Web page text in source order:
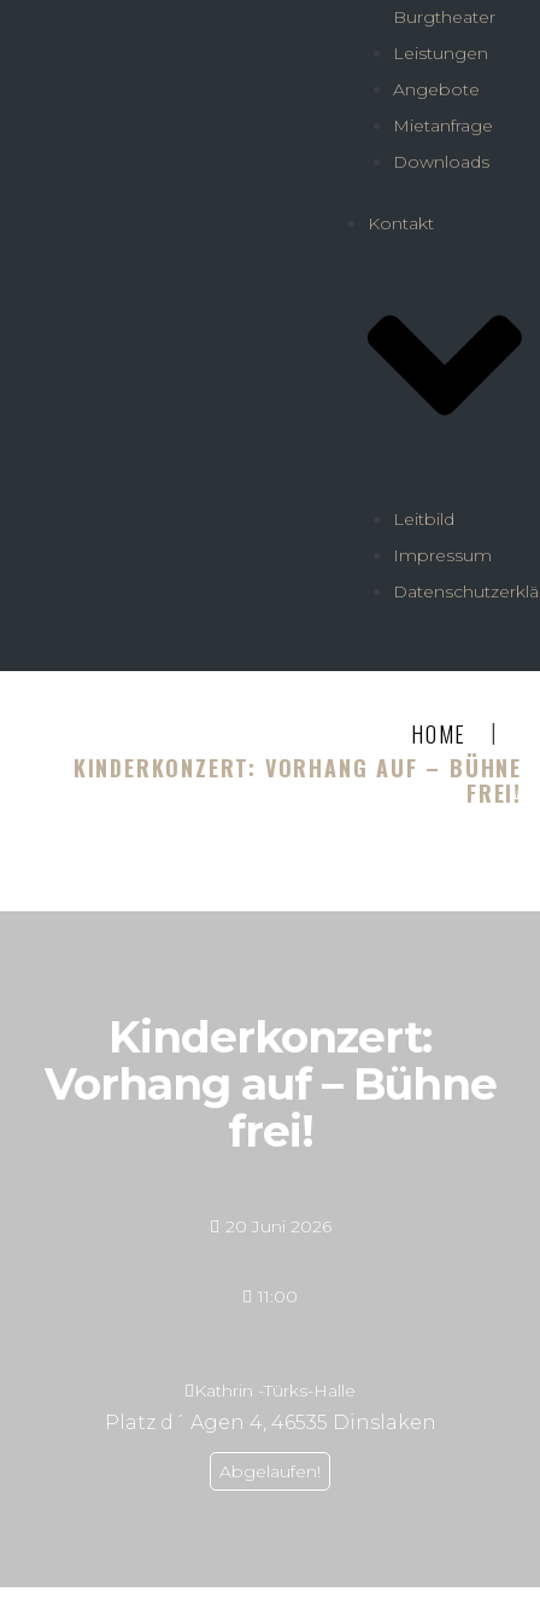
Burgtheater
Leistungen
Angebote
Mietanfrage
Downloads
Kontakt
Leitbild
Impressum
HOME
|
KINDERKONZERT: VORHANG AUF – BÜHNE
FREI!
Kinderkonzert:
Vorhang auf – Bühne
frei!
20 Juni 2026
Abgelaufen!
11:00
Kathrin -Türks-Halle
Platz d´ Agen 4, 46535 Dinslaken